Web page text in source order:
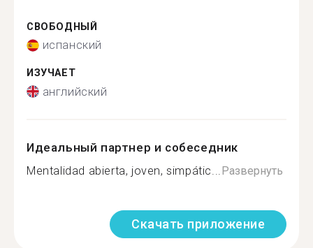
СВОБОДНЫЙ
испанский
ИЗУЧАЕТ
английский
Идеальный партнер и собеседник
Mentalidad abierta, joven, simpátic... Развернуть
Скачать приложение